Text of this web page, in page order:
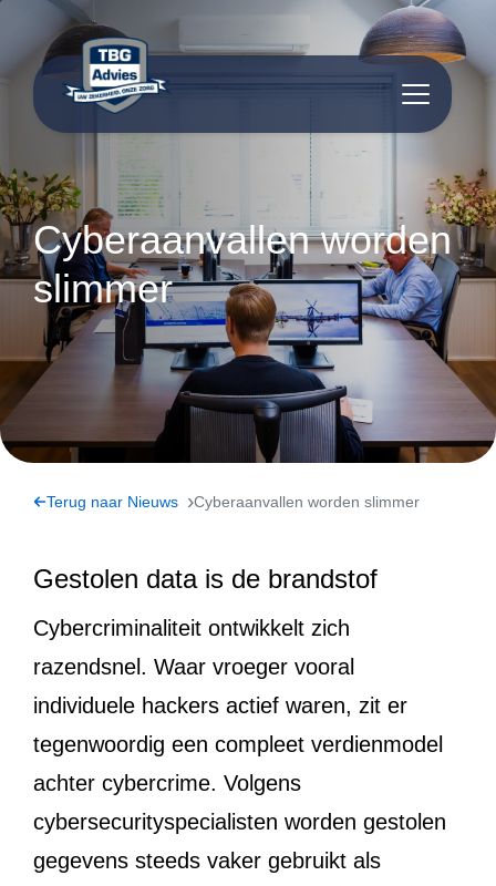
Cyberaanvallen worden
slimmer
Terug naar Nieuws Cyberaanvallen worden slimmer
Gestolen data is de brandstof
Cybercriminaliteit ontwikkelt zich
razendsnel. Waar vroeger vooral
individuele hackers actief waren, zit er
tegenwoordig een compleet verdienmodel
achter cybercrime. Volgens
cybersecurityspecialisten worden gestolen
gegevens steeds vaker gebruikt als